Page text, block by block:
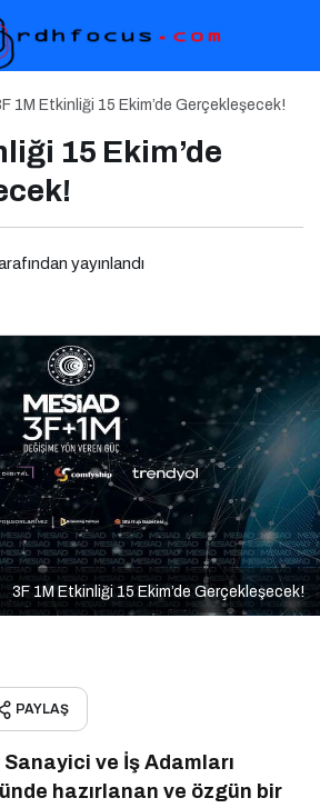
1M Etkinliği 15 Ekim’de Gerçekleşecek!
15 Ekim’de
yayınlandı
3F 1M Etkinliği 15 Ekim’de Gerçekleşecek!
PAYLAŞ
Sanayici ve İş Adamları
hazırlanan ve özgün bir
Dünyasının Devleri Meetup Istanbul